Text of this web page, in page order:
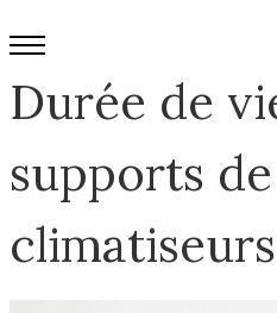
Durée de
supports de